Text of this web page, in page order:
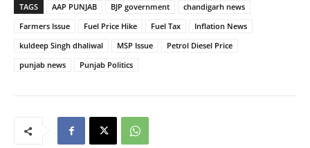
TAGS AAP PUNJAB BJP government
chandigarh news
Farmers Issue
Fuel Price Hike Fuel Tax
Inflation News
kuldeep Singh dhaliwal
MSP Issue
Petrol Diesel Price
punjab news
Punjab Politics